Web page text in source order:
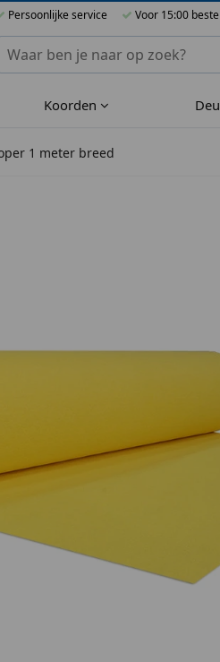
Persoonlijke service Voor 15:00
Zoeken binnen Blueflower
Koorden
1 meter breed